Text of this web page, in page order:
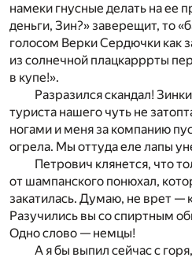
намеки гнусные делать на ее
деньги, Зин?» заверещит, то
голосом Верки Сердючки как
из солнечной плацкарррты
в купе!».
Разразился скандал!
туриста нашего чуть не
ногами и меня за компанию
огрела. Мы оттуда еле лапы
Петрович клянется, что
от шампанского понюхал,
закатилась. Думаю, не врет —
Разучились вы со спиртным
Одно слово — немцы!
А я бы выпил сейчас с